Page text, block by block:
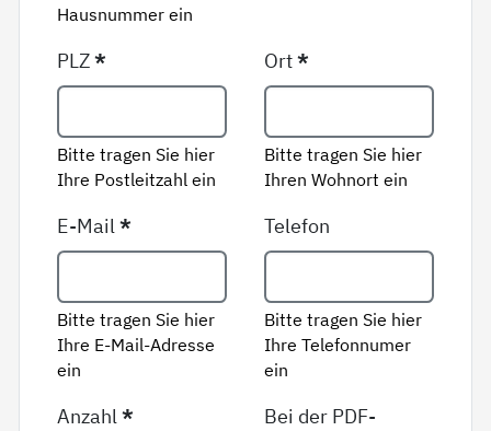
Hausnummer ein
PLZ*
Bitte tragen Sie hier
Ihre Postleitzahl ein
Ort*
Bitte tragen Sie hier
Ihren Wohnort ein
E-Mail*
Bitte tragen Sie hier
Ihre E-Mail-Adresse
ein
Telefon
Bitte tragen Sie hier
Ihre Telefonnumer
ein
Anzahl*
Bei der PDF-